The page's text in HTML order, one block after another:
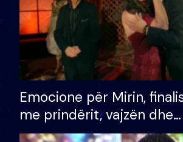
Emocione për Mirin,
me prindërit, vajzën dhe
bashkëshorten: S’kemi